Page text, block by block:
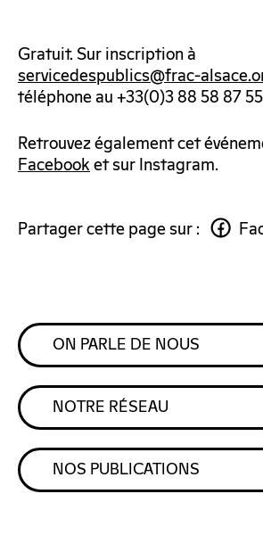
Gratuit. Sur inscription à
servicedespublics@frac-
téléphone au +33(0)3 88 58 87 55
Retrouvez également cet
Facebooket sur Instagram.
Partager cette page sur :
ON PARLE DE NOUS
NOTRE RÉSEAU
NOS PUBLICATIONS